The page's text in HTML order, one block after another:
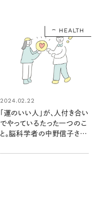
HEALTH
2024.02.22
「運のいい人」が、人付き合い
でやっているたった一つのこ
と。脳科学者の中野信子さん